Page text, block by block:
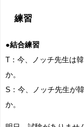
練習
●結合練習
T：今、ノッチ先生は
か。
S：今、ノッチ先生が
か。